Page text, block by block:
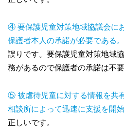
④ 要保護児童対策地域協議会に
保護者本人の承諾が必要である。
誤りです。要保護児童対策地域
務があるので保護者の承諾は不要
⑤ 被虐待児童に対する情報を共
相談所によって迅速に支援を開始
正しいです。